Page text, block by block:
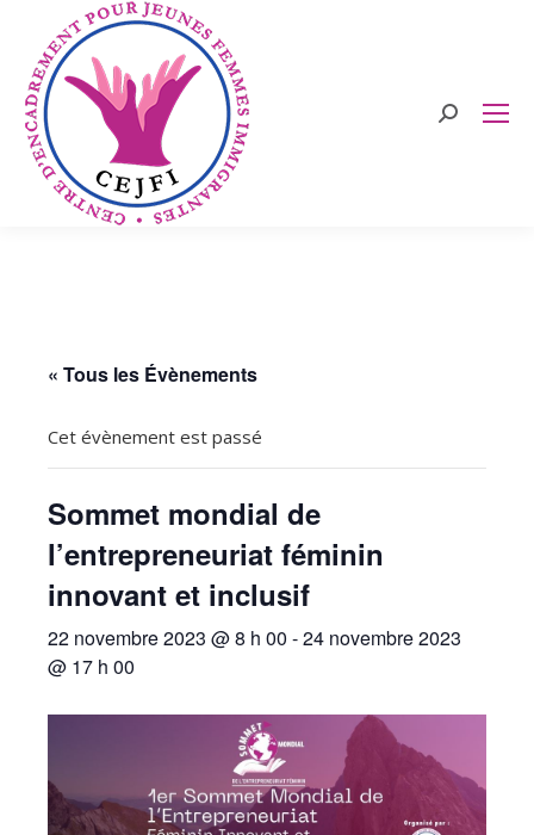
Search:
« Tous les Évènements
Cet évènement est passé
Sommet mondial de
l’entrepreneuriat féminin
innovant et inclusif
22 novembre 2023 @ 8 h 00 -24 novembre 2023
@ 17 h 00